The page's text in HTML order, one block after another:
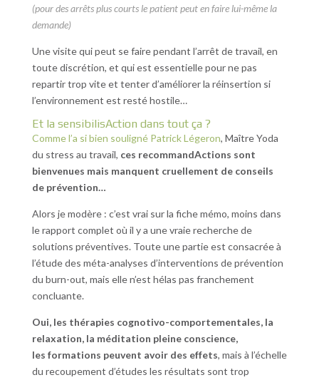
(pour des arrêts plus courts le patient peut en faire lui-même la
demande)
Une visite qui peut se faire pendant l’arrêt de travail, en
toute discrétion, et qui est essentielle pour ne pas
repartir trop vite et tenter d’améliorer la réinsertion si
l’environnement est resté hostile…
Et la sensibilisAction dans tout ça ?
Comme l’a si bien souligné Patrick Légeron, Maître Yoda
du stress au travail, ces recommandActions sont
bienvenues mais manquent cruellement de conseils
de prévention…
Alors je modère : c’est vrai sur la fiche mémo, moins dans
le rapport complet où il y a une vraie recherche de
solutions préventives. Toute une partie est consacrée à
l’étude des méta-analyses d’interventions de prévention
du burn-out, mais elle n’est hélas pas franchement
concluante.
Oui, les thérapies cognotivo-comportementales, la
relaxation, la méditation pleine conscience,
les formations peuvent avoir des effets, mais à l’échelle
du recoupement d’études les résultats sont trop